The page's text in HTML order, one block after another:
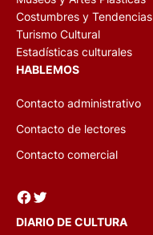
Costumbres y Tendencias
Turismo Cultural
Estadísticas culturales
HABLEMOS
Contacto administrativo
Contacto de lectores
Contacto comercial
Facebook Twitter
DIARIO DE CULTURA